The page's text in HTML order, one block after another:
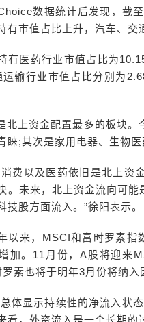
数据统计后发现，截
有市值占比上升，汽车、交
有医药行业市值占比为
输行业市值占比分别为
北上资金配置最多的板块
睐;其次是家用电器、生物
费以及医药依旧是北上资
。未来，北上资金流向可
股方面流入。”徐阳表示。
以来，MSCI和富时罗素
加。11月份，A股将迎来
素也将于明年3月份将纳入
体显示持续性的净流入状
看，外资流入是一个长期